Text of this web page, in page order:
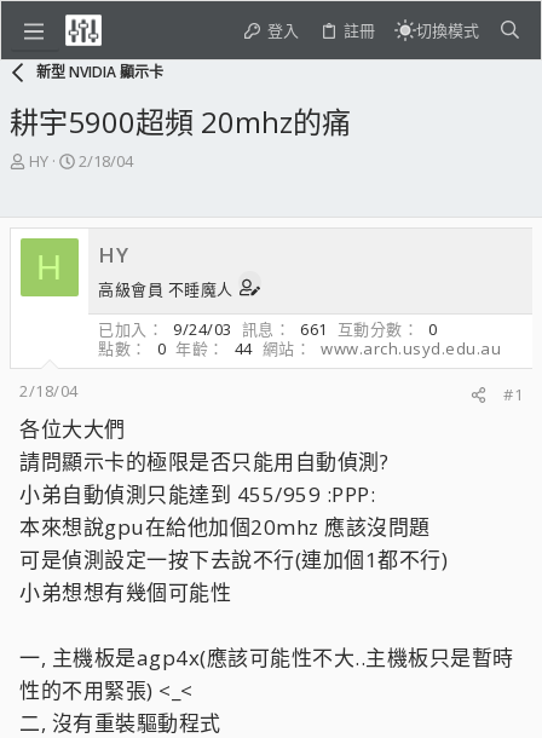
登入 註冊 切換模式
新型 NVIDIA 顯示卡
耕宇5900超頻 20mhz的痛
主
起
人
HY
開
期
2/18/04
H HY
高級會員 不睡魔人
已加入
9/24/03 訊息 661 互動分數
0
點數
0 年齡 44 網站
www.arch.usyd.edu.au
2/18/04
#1
各位大大們
請問顯示卡的極限是否只能用自動偵測?
小弟自動偵測只能達到 455/959 :PPP:
本來想說gpu在給他加個20mhz 應該沒問題
可是偵測設定一按下去說不行(連加個1都不行)
小弟想想有幾個可能性
一, 主機板是agp4x(應該可能性不大..主機板只是暫時
性的不用緊張) <_<
二, 沒有重裝驅動程式